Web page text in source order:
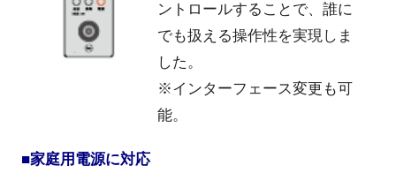
ントロールすることで、誰に
でも扱える操作性を実現しま
した。
※インターフェース変更も可
能。
■家庭用電源に対応